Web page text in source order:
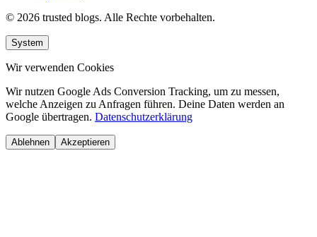
© 2026 trusted blogs. Alle Rechte vorbehalten.
System
Wir verwenden Cookies
Wir nutzen Google Ads Conversion Tracking, um zu messen,
welche Anzeigen zu Anfragen führen. Deine Daten werden an
Google übertragen. Datenschutzerklärung
Ablehnen Akzeptieren